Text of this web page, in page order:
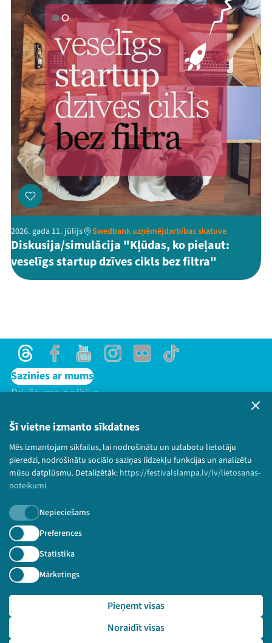
Šī vietne izmanto sīkdatnes
Mēs izmantojam sīkfailus, lai nodrošinātu un uzlabotu lietotāju
pieredzi, nodrošinātu sociālo saziņas līdzekļu funkcijas un analizētu
mūsu datplūsmu. Detalizētāk: https://festivalslampa.lv/lv/lietosanas-
noteikumi
Nepieciešams
Preferences
Statistika
Mārketings
Noraidīt visas
Pieņemt visas
2026. gada 11. jūlijs Swedbank uzņēmējdarbības skatuve
Diskusija/simulācija "Kļūdas, ko pieļaut:
veselīgs startup dzīves cikls bez filtra"
ThreadsFacebookYoutubeInstagram
Flick TikTok
Sazinies ar mums
Privātuma politika
Bērnu aizsardzības politika
© 2026 Sarunu festivāls LAMPA Visas tiesības
paturētas.
Piesakies jaunumiem!
Nepalaid garām aktuālāko informāciju!
🔗 https://festivalslampa.lv/lv/video-arhivs/2772?sp